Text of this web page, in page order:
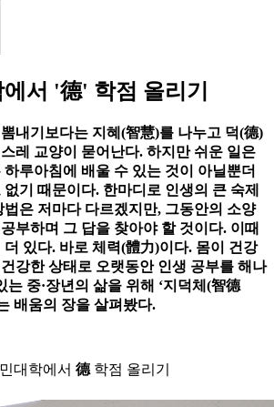
서 '德' 학점 올리기
내기보다는 지혜(智慧)를 나누고 덕(德)
레 교양이 묻어난다. 하지만 쉬운 일은
루아침에 배울 수 있는 것이 아닐뿐더
기 때문이다. 한마디로 인생의 큰 숙제
은 저마다 다르겠지만, 그동안의 소양
부하며 그 답을 찾아야 할 것이다. 이때
있다. 바로 체력(體力)이다. 몸이 건강
강한 상태로 오랫동안 인생 공부를 해나
는 중·장년의 삶을 위해 ‘지덕체(智德
배움의 장을 살펴봤다.
대학에서 德 학점 올리기